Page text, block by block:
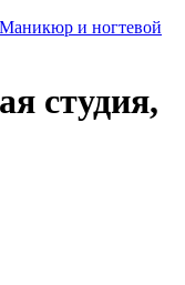
Маникюр и ногтевой
студия,